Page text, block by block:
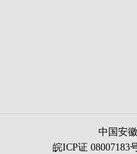
中国安
皖ICP证 08007183